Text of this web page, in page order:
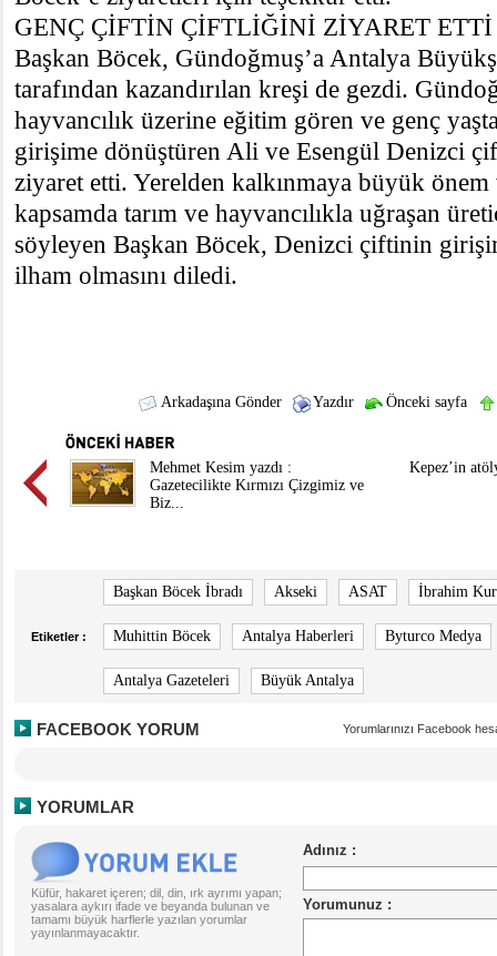
GENÇ ÇİFTİN ÇİFTLİĞİNİ ZİYARET ETTİ
Başkan Böcek, Gündoğmuş’a Antalya
tarafından kazandırılan kreşi de gezdi.
hayvancılık üzerine eğitim gören ve genç
girişime dönüştüren Ali ve Esengül Denizci
ziyaret etti. Yerelden kalkınmaya büyük
kapsamda tarım ve hayvancılıkla uğraşan
söyleyen Başkan Böcek, Denizci çiftinin
ilham olmasını diledi.
Arkadaşına Gönder Yazdır Önceki sayfa
Mehmet Kesim yazdı :
Gazetecilikte Kırmızı Çizgimiz ve
Biz...
Kepez’in
Etiketler :
Başkan Böcek İbradı Akseki ASAT İbrahim
Muhittin Böcek Antalya Haberleri Byturco Medya
Antalya Gazeteleri Büyük Antalya
FACEBOOK YORUM Yorumlarınızı Facebook
YORUMLAR
Küfür, hakaret içeren; dil, din, ırk ayrımı yapan;
yasalara aykırı ifade ve beyanda bulunan ve
tamamı büyük harflerle yazılan yorumlar
yayınlanmayacaktır.